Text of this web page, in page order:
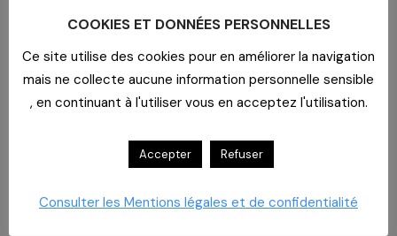
réputation, piratage, webcam,
faille
Chargé d’affaires- Yvelin, Lionel
Responsable gestion sinistre,
COOKIES ET DONNÉES PERSONNELLES
Ce site utilise des cookies pour en améliorer la navigation
mais ne collecte aucune information personnelle sensible
, en continuant à l'utiliser vous en acceptez l'utilisation.
Accepter Refuser
Consulter les Mentions légales et de confidentialité